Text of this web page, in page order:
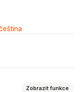
Zobrazit funkce